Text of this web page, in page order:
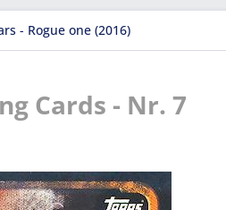
- Rogue one (2016)
Cards - Nr. 7